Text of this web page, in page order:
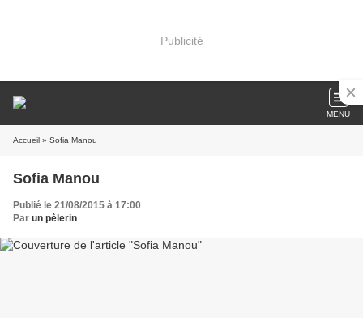
Publicité
MENU
Accueil » Sofia Manou
Sofia Manou
Publié le 21/08/2015 à 17:00
Par un pèlerin